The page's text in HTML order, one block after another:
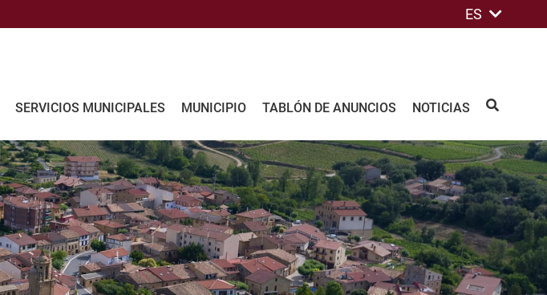
ES
SERVICIOS MUNICIPALES MUNICIPIO TABLÓN DE ANUNCIOS NOTICIAS BUSCAR